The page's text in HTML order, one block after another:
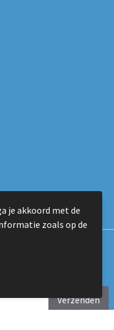
Verzenden
je akkoord met de
zoals op de